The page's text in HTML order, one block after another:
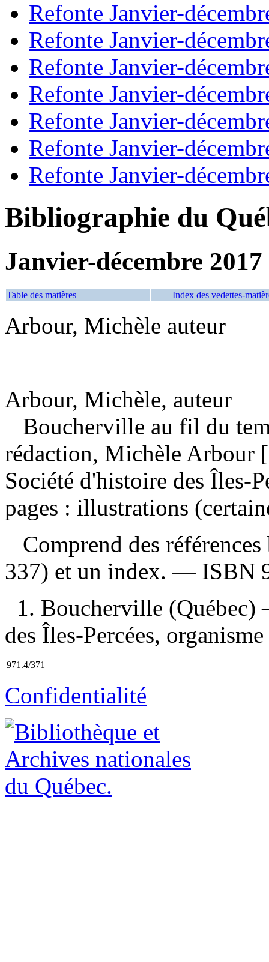
Refonte Janvier-
Refonte Janvier-
Refonte Janvier-
Refonte Janvier-
Refonte Janvier-
Refonte Janvier-
Refonte Janvier-
Bibliographie du
Janvier-décembre 2017
Table des matières Index des vedettes-
Arbour, Michèle auteur
Arbour, Michèle, auteur
Boucherville au fil du
rédaction, Michèle
Société d'histoire des
pages : illustrations
Comprend des
337) et un index. — ISBN
1. Boucherville
des Îles-Percées,
971.4/371
Confidentialité